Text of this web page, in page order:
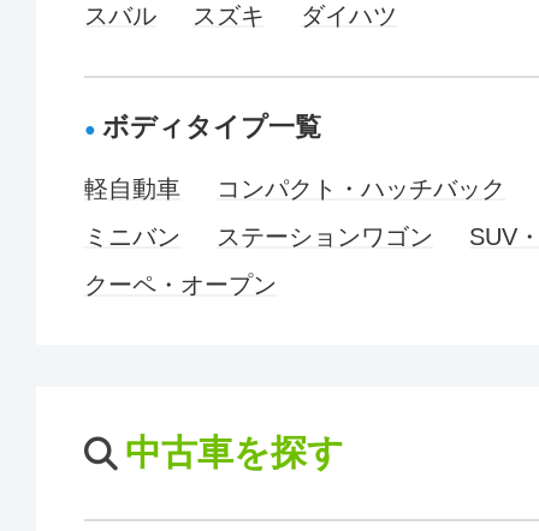
スバル
スズキ ダイハツ
ボディタイプ一覧
軽自動車
コンパクト・ハッチバック
ミニバン
ステーションワゴン
SUV
クーペ・オープン
中古車を探す